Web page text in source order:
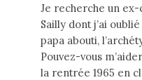
Je recherche un ex-
Sailly dont j’ai
papa abouti,
Pouvez-vous
la rentrée 1965 en